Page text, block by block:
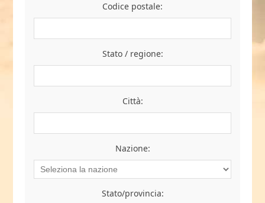
Codice postale:
Stato / regione:
Città:
Nazione:
Stato/provincia: